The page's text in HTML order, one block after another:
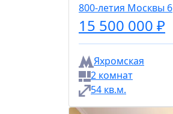
800-летия Москвы 6
15 500 000 ₽
Яхромская
2 комнат
54 кв.м.